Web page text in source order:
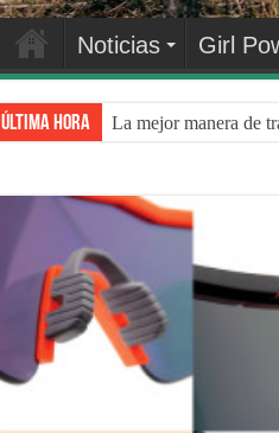
Noticias Girl
Última hora La mejor manera de